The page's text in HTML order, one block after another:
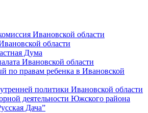
Ивановской области
области
Дума
Ивановской области
по правам ребенка в Ивановской
политики Ивановской области
деятельности Южского района
Дача”